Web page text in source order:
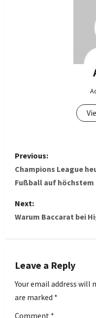
P
o
t
v
i
Previous:
Champions League
Fußball auf höchstem
Next:
Warum Baccarat bei
Leave a Reply
Your email address will
are marked *
Comment *